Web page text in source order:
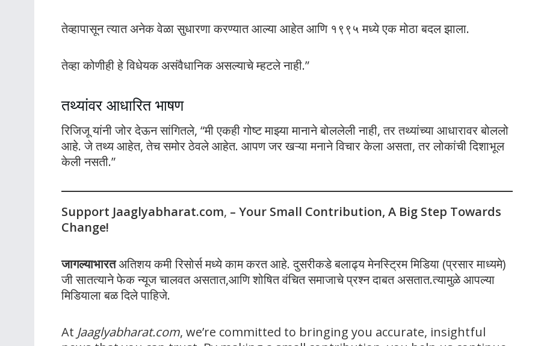
तेव्हापासून त्यात अनेक वेळा सुधारणा करण्यात आल्या आहेत आणि १९९५ मध्ये एक मोठा बदल झाला.
तेव्हा कोणीही हे विधेयक असंवैधानिक असल्याचे म्हटले नाही.”
तथ्यांवर आधारित भाषण
रिजिजू यांनी जोर देऊन सांगितले, “मी एकही गोष्ट माझ्या मानाने बोललेली नाही, तर तथ्यांच्या आधारावर बोललो
आहे. जे तथ्य आहेत, तेच समोर ठेवले आहेत. आपण जर खऱ्या मनाने विचार केला असता, तर लोकांची दिशाभूल
केली नसती.”
Support Jaaglyabharat.com, – Your Small Contribution, A Big Step Towards
Change!
जागल्याभारतअतिशय कमी रिसोर्स मध्ये काम करत आहे. दुसरीकडे बलाढ्य मेनस्ट्रिम मिडिया (प्रसार माध्यमे)
जी सातत्याने फेक न्यूज चालवत असतात,आणि शोषित वंचित समाजाचे प्रश्न दाबत असतात.त्यामुळे आपल्या
मिडियाला बळ दिले पाहिजे.
At Jaaglyabharat.com, we’re committed to bringing you accurate, insightful